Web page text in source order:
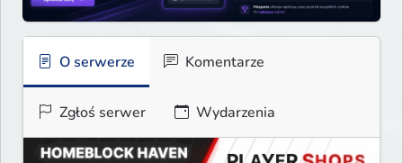
O serwerze Komentarze
Zgłoś serwer Wydarzenia